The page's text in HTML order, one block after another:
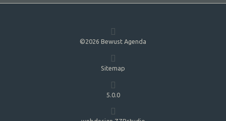
©2026 Bewust Agenda
Sitemap
5.0.0